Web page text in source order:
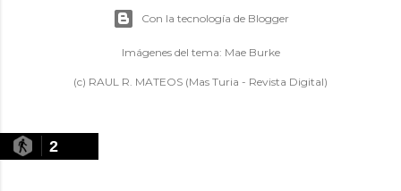
Con la tecnología de Blogger
Imágenes del tema: Mae Burke
(c) RAUL R. MATEOS (Mas Turia - Revista Digital)
2